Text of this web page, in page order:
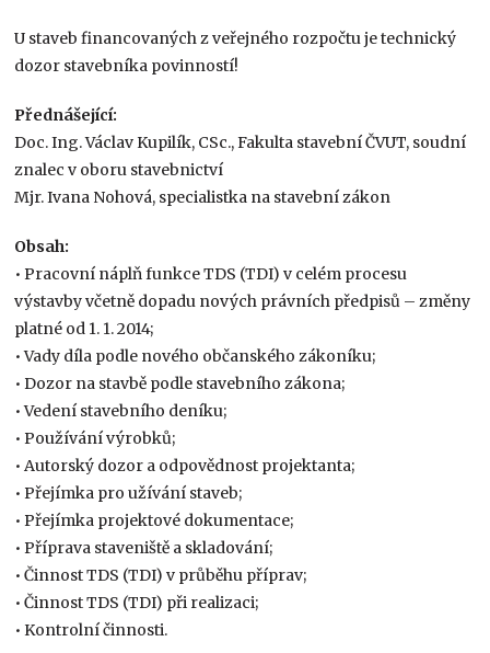
U staveb financovaných z veřejného rozpočtu je technický
dozor stavebníka povinností!
Přednášející:
Doc. Ing. Václav Kupilík, CSc., Fakulta stavební ČVUT, soudní
znalec v oboru stavebnictví
Mjr. Ivana Nohová, specialistka na stavební zákon
Obsah:
• Pracovní náplň funkce TDS (TDI) v celém procesu
výstavby včetně dopadu nových právních předpisů – změny
platné od 1. 1. 2014;
• Vady díla podle nového občanského zákoníku;
• Dozor na stavbě podle stavebního zákona;
• Vedení stavebního deníku;
• Používání výrobků;
• Autorský dozor a odpovědnost projektanta;
• Přejímka pro užívání staveb;
• Přejímka projektové dokumentace;
• Příprava staveniště a skladování;
• Činnost TDS (TDI) v průběhu příprav;
• Činnost TDS (TDI) při realizaci;
• Kontrolní činnosti.